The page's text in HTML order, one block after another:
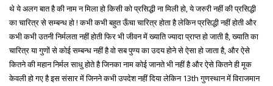
थे ये अलग बात है की नाम न मिला हो किसी को प्रसिद्धी ना मिली हो, ये जरुरी नहीं की प्रसिद्धी
का चारित्र से सम्बन्ध हो ! कभी कभी बहुत ऊँचा चारित्र होता है लेकिन प्रसिद्धी नहीं होती और
कभी कभी उतनी निर्मलता नहीं होती फिर भी जीवन में ख्याति ज्यादा प्राप्त हो जाती है, ख्याति का
चारित्र या गुणों से कोई सम्बन्ध नहीं है वो सब पुण्य का उदय होने से ऐसा हो जाता है, और ऐसे
कितने की महान निर्मल साधु होते है जिनका नाम कोई जानते भी नहीं है और ऐसे कितने ही मूक
केवली हो गए है इस संसार में जिनने कभी उपदेश नहीं दिया लेकिन 13th गुणस्थान में विराजमान